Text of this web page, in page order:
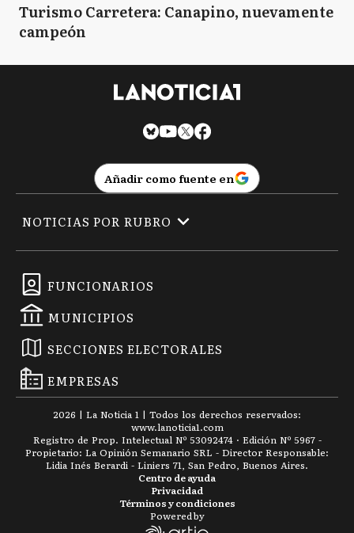
Turismo Carretera: Canapino, nuevamente
campeón
Añadir como fuente en
FUNCIONARIOS
MUNICIPIOS
SECCIONES ELECTORALES
EMPRESAS
NOTICIAS POR RUBRO
2026 | La Noticia 1 | Todos los derechos reservados:
www.lanoticia1.com
Registro de Prop. Intelectual Nº 53092474 · Edición Nº 5967 -
Propietario: La Opinión Semanario SRL - Director Responsable:
Lidia Inés Berardi - Liniers 71, San Pedro, Buenos Aires.
Términos y condiciones
Privacidad
Centro de ayuda
Powered by